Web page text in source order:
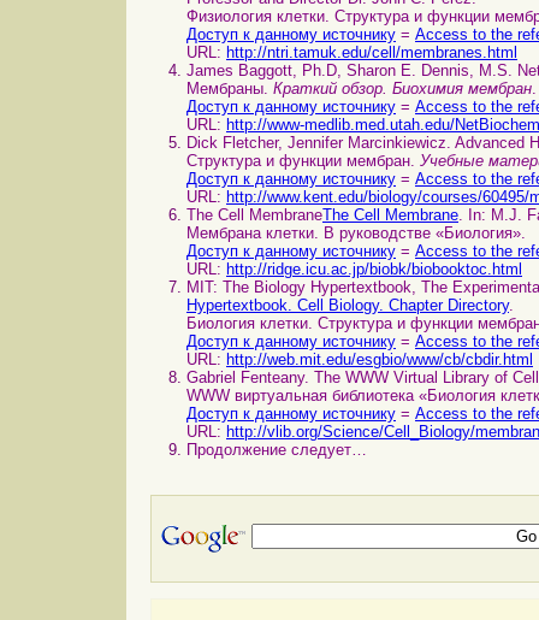
Физиология клетки. Структура и функции
Доступ к данному источнику = Access to the
URL: http://ntri.tamuk.edu/cell/membranes.html
James Baggott, Ph.D, Sharon E. Dennis, M.S.
Мембраны. Краткий обзор. Биохимия мембран.
Доступ к данному источнику = Access to the
URL: http://www-medlib.med.utah.edu/
Dick Fletcher, Jennifer Marcinkiewicz. Advanced
Структура и функции мембран. Учебные
Доступ к данному источнику = Access to the
URL: http://www.kent.edu/biology/courses/60495/
The Cell MembraneThe Cell Membrane. In: M.J.
Мембрана клетки. В руководстве «Биология».
Доступ к данному источнику = Access to the
URL: http://ridge.icu.ac.jp/biobk/biobooktoc.html
MIT: The Biology Hypertextbook, The
Hypertextbook. Cell Biology. Chapter Directory.
Биология клетки. Структура и функции
Доступ к данному источнику = Access to the
URL: http://web.mit.edu/esgbio/www/cb/cbdir.html
Gabriel Fenteany. The WWW Virtual Library of
WWW виртуальная библиотека «Биология
Доступ к данному источнику = Access to the
URL: http://vlib.org/Science/Cell_Biology/
Продолжение следует…